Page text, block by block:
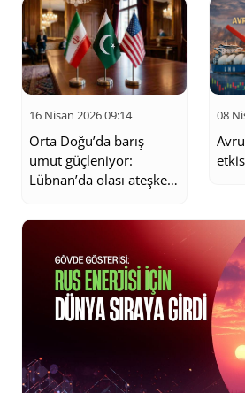
16 Nisan 2026 09:14
Orta Doğu’da barış
umut güçleniyor:
Lübnan’da olası ateşkes
08